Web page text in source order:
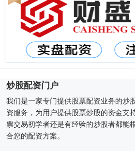
炒股配资门户
我们是一家专门提供股票配资业务的炒
资服务，为用户提供股票炒股的资金支
票交易初学者还是有经验的炒股者都能
合您的配资方案。